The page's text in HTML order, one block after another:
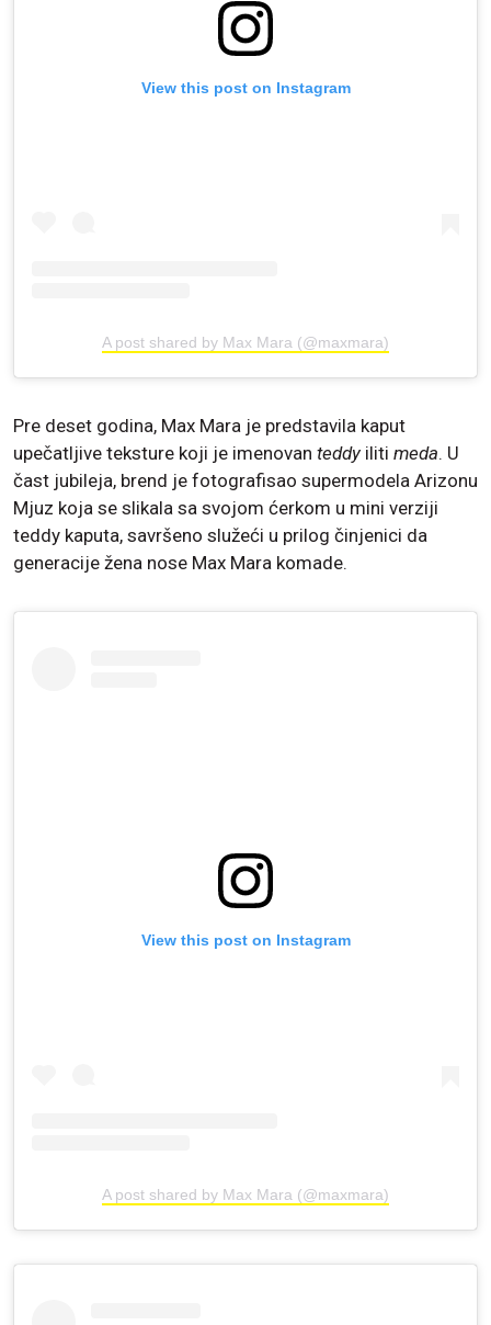
View this post on Instagram
A post shared by Max Mara (@maxmara)
Pre deset godina, Max Mara je predstavila kaput
upečatljive teksture koji je imenovan teddy iliti meda. U
čast jubileja, brend je fotografisao supermodela Arizonu
Mjuz koja se slikala sa svojom ćerkom u mini verziji
teddy kaputa, savršeno služeći u prilog činjenici da
generacije žena nose Max Mara komade.
View this post on Instagram
A post shared by Max Mara (@maxmara)